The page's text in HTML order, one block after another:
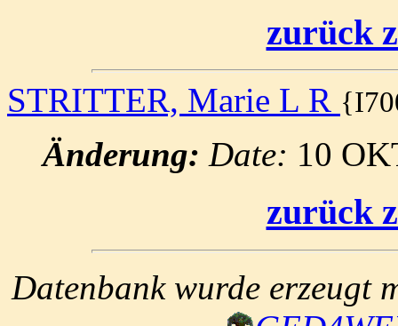
zurück
STRITTER, Marie L R
Änderung: Date: 10
zurück
Datenbank wurde erzeugt